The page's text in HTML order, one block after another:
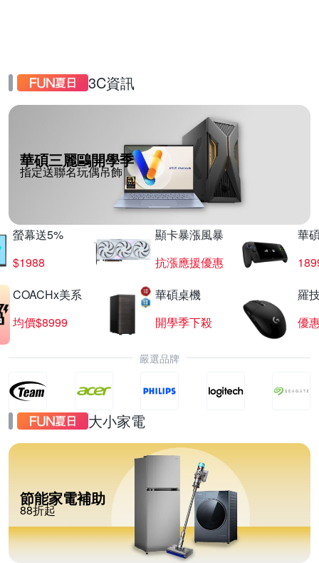
3C資訊
華碩三麗鷗開學季
指定送聯名玩偶吊飾
螢幕送5%
$1988
顯卡暴漲風暴
抗漲應援優惠
華
COACHx美系
均價$8999
華碩桌機
開學季下殺
羅
優
嚴選品牌
大小家電
節能家電補助
88折起